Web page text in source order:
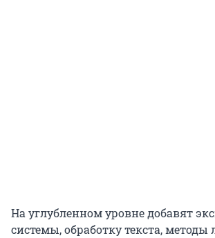
На углубленном уровне добавят
системы, обработку текста,